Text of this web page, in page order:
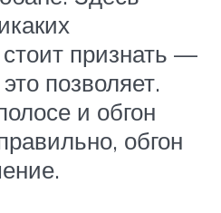
признать —
позволяет.
и обгон
обгон